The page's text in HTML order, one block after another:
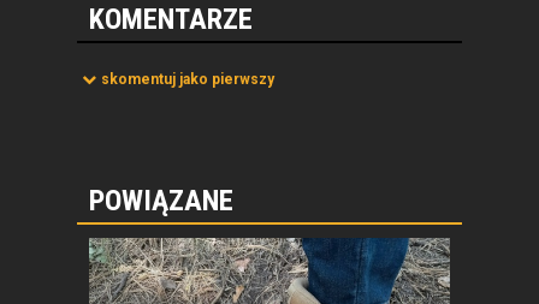
KOMENTARZE
skomentuj jako pierwszy
POWIĄZANE